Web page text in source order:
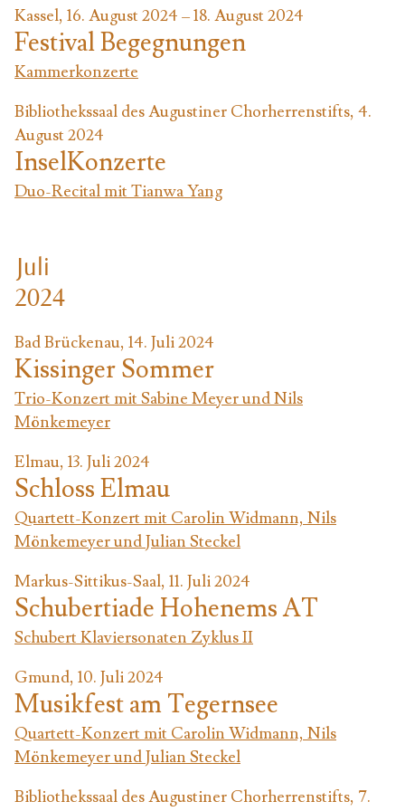
Kassel, 16. August 2024 – 18. August 2024
Festival Begegnungen
Kammerkonzerte
Bibliothekssaal des Augustiner Chorherrenstifts, 4.
August 2024
InselKonzerte
Duo-Recital mit Tianwa Yang
Juli
2024
Bad Brückenau, 14. Juli 2024
Kissinger Sommer
Trio-Konzert mit Sabine Meyer und Nils
Mönkemeyer
Elmau, 13. Juli 2024
Schloss Elmau
Quartett-Konzert mit Carolin Widmann, Nils
Mönkemeyer und Julian Steckel
Markus-Sittikus-Saal, 11. Juli 2024
Schubertiade Hohenems AT
Schubert Klaviersonaten Zyklus II
Gmund, 10. Juli 2024
Musikfest am Tegernsee
Quartett-Konzert mit Carolin Widmann, Nils
Mönkemeyer und Julian Steckel
Bibliothekssaal des Augustiner Chorherrenstifts, 7.